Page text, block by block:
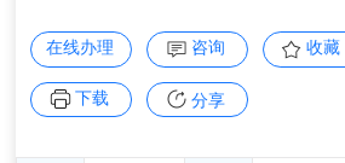
在线办理 咨询 收藏
下载 分享